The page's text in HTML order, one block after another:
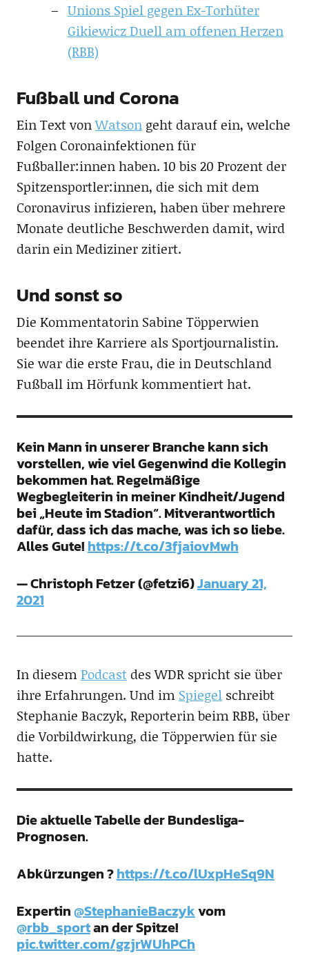
Unions Spiel gegen Ex-Torhüter
Gikiewicz Duell am offenen Herzen
(RBB)
Fußball und Corona
Ein Text vonWatsongeht darauf ein, welche
Folgen Coronainfektionen für
Fußballer:innen haben. 10 bis 20 Prozent der
Spitzensportler:innen, die sich mit dem
Coronavirus infizieren, haben über mehrere
Monate deutliche Beschwerden damit, wird
darin ein Mediziner zitiert.
Und sonst so
Die Kommentatorin Sabine Töpperwien
beendet ihre Karriere als Sportjournalistin.
Sie war die erste Frau, die in Deutschland
Fußball im Hörfunk kommentiert hat.
Kein Mann in unserer Branche kann sich
vorstellen, wie viel Gegenwind die Kollegin
bekommen hat. Regelmäßige
Wegbegleiterin in meiner Kindheit/Jugend
bei „Heute im Stadion“. Mitverantwortlich
dafür, dass ich das mache, was ich so liebe.
Alles Gute!https://t.co/3fjaiovMwh
— Christoph Fetzer (@fetzi6)January 21,
2021
In diesemPodcastdes WDR spricht sie über
ihre Erfahrungen. Und im Spiegelschreibt
Stephanie Baczyk, Reporterin beim RBB, über
die Vorbildwirkung, die Töpperwien für sie
hatte.
Die aktuelle Tabelle der Bundesliga-
Prognosen.
Abkürzungen ?https://t.co/lUxpHeSq9N
Expertin@StephanieBaczykvom
@rbb_sportan der Spitze!
pic.twitter.com/gzjrWUhPCh